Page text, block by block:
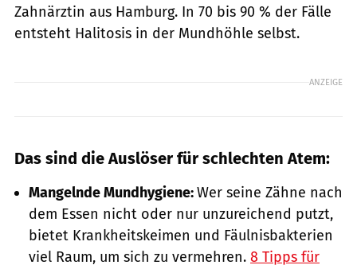
Zahnärztin aus Hamburg. In 70 bis 90 % der Fälle
entsteht Halitosis in der Mundhöhle selbst.
ANZEIGE
Das sind die Auslöser für schlechten Atem:
Mangelnde Mundhygiene:Wer seine Zähne nach
dem Essen nicht oder nur unzureichend putzt,
bietet Krankheitskeimen und Fäulnisbakterien
viel Raum, um sich zu vermehren. 8 Tipps für